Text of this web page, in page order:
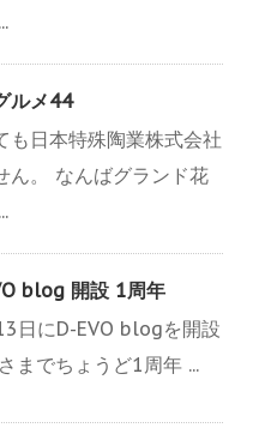
ルメ44
も日本特殊陶業株式会社
ん。 なんばグランド花
blog 開設 1周年
日にD-EVO blogを開設
までちょうど1周年 ...